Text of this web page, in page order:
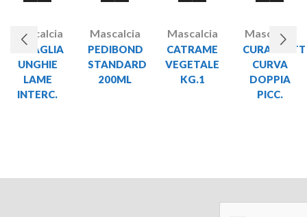
Mascalcia
TENAGLIA
UNGHIE
LAME
INTERC.
Mascalcia
PEDIBOND
STANDARD
200ML
Mascalcia
CATRAME
VEGETALE
KG.1
Mascalcia
CURVA
DOPPIA
PICC.